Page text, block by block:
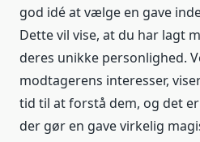
god idé at vælge en gave
Dette vil vise, at du har
deres unikke personlighed.
modtagerens interesser,
tid til at forstå dem, og det
der gør en gave virkelig